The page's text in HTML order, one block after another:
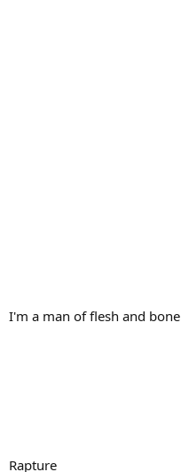
I'm a man of flesh and bone
Rapture